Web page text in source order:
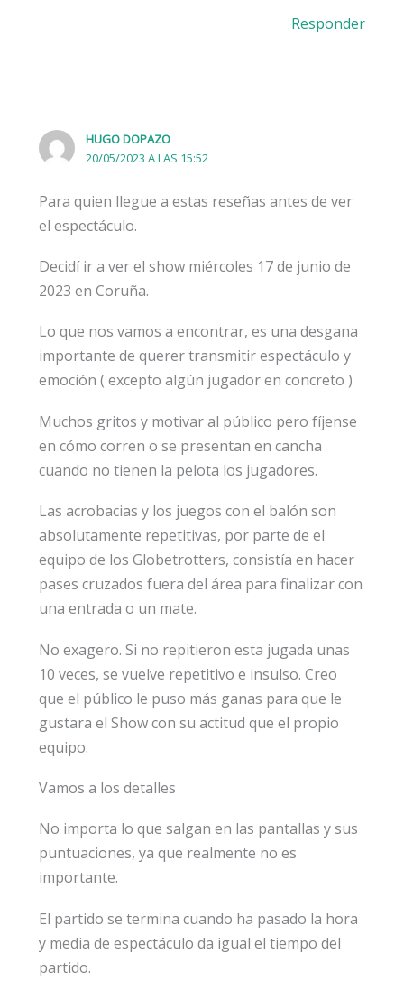
Responder
HUGO DOPAZO
20/05/2023 A LAS 15:52
Para quien llegue a estas reseñas antes de ver
el espectáculo.
Decidí ir a ver el show miércoles 17 de junio de
2023 en Coruña.
Lo que nos vamos a encontrar, es una desgana
importante de querer transmitir espectáculo y
emoción ( excepto algún jugador en concreto )
Muchos gritos y motivar al público pero fíjense
en cómo corren o se presentan en cancha
cuando no tienen la pelota los jugadores.
Las acrobacias y los juegos con el balón son
absolutamente repetitivas, por parte de el
equipo de los Globetrotters, consistía en hacer
pases cruzados fuera del área para finalizar con
una entrada o un mate.
No exagero. Si no repitieron esta jugada unas
10 veces, se vuelve repetitivo e insulso. Creo
que el público le puso más ganas para que le
gustara el Show con su actitud que el propio
equipo.
Vamos a los detalles
No importa lo que salgan en las pantallas y sus
puntuaciones, ya que realmente no es
importante.
El partido se termina cuando ha pasado la hora
y media de espectáculo da igual el tiempo del
partido.